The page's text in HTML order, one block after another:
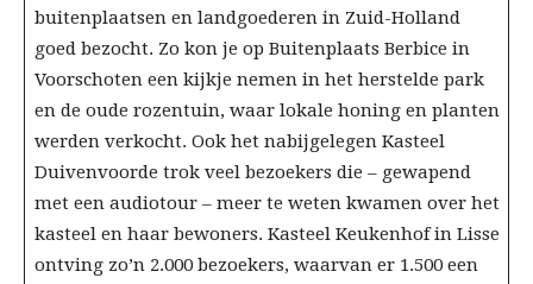
buitenplaatsen en landgoederen in Zuid-Holland
goed bezocht. Zo kon je op Buitenplaats Berbice in
Voorschoten een kijkje nemen in het herstelde park
en de oude rozentuin, waar lokale honing en planten
werden verkocht. Ook het nabijgelegen Kasteel
Duivenvoorde trok veel bezoekers die – gewapend
met een audiotour – meer te weten kwamen over het
kasteel en haar bewoners. Kasteel Keukenhof in Lisse
ontving zo’n 2.000 bezoekers, waarvan er 1.500 een